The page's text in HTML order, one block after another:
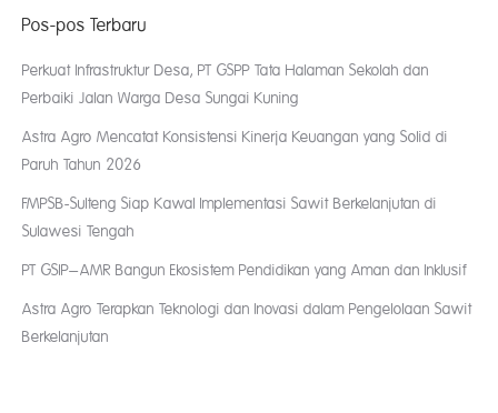
Pos-pos Terbaru
Perkuat Infrastruktur Desa, PT GSPP Tata Halaman Sekolah dan
Perbaiki Jalan Warga Desa Sungai Kuning
Astra Agro Mencatat Konsistensi Kinerja Keuangan yang Solid di
Paruh Tahun 2026
FMPSB-Sulteng Siap Kawal Implementasi Sawit Berkelanjutan di
Sulawesi Tengah
PT GSIP–AMR Bangun Ekosistem Pendidikan yang Aman dan Inklusif
Astra Agro Terapkan Teknologi dan Inovasi dalam Pengelolaan Sawit
Berkelanjutan